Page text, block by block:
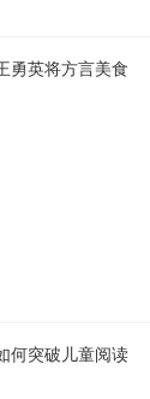
勇英将方言美食
何突破儿童阅读